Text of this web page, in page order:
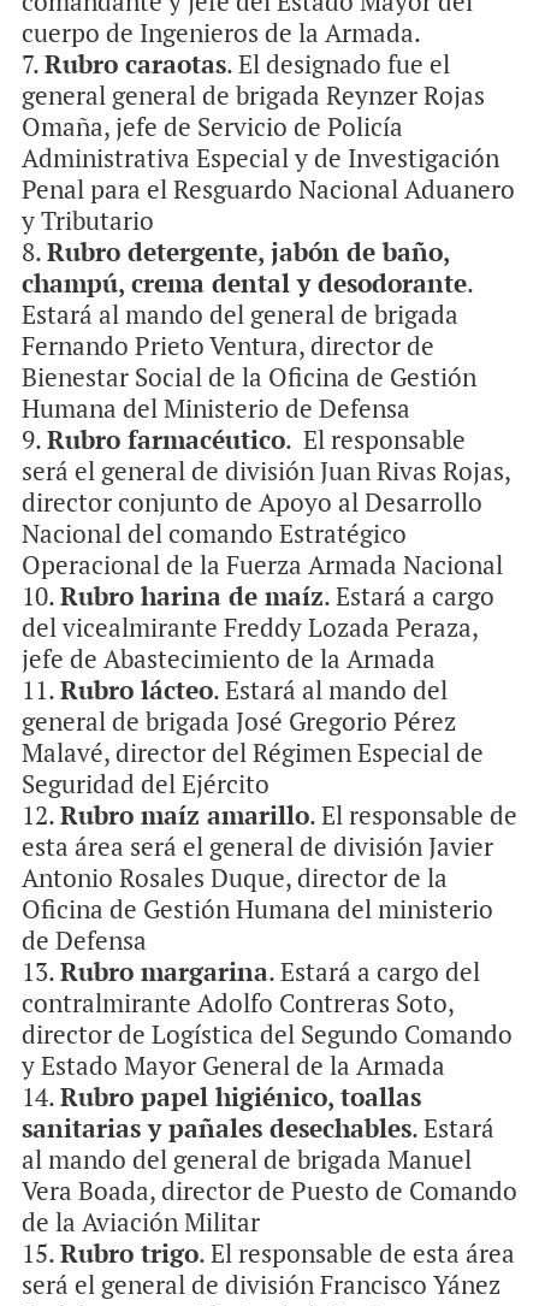
cuerpo de Ingenieros de la Armada.
Rubro caraotas. El designado fue el
general general de brigada Reynzer Rojas
Omaña, jefe de Servicio de Policía
Administrativa Especial y de Investigación
Penal para el Resguardo Nacional Aduanero
y Tributario
Rubro detergente, jabón de baño,
champú, crema dental y desodorante.
Estará al mando del general de brigada
Fernando Prieto Ventura, director de
Bienestar Social de la Oficina de Gestión
Humana del Ministerio de Defensa
Rubro farmacéutico. El responsable
será el general de división Juan Rivas Rojas,
director conjunto de Apoyo al Desarrollo
Nacional del comando Estratégico
Operacional de la Fuerza Armada Nacional
Rubro harina de maíz. Estará a cargo
del vicealmirante Freddy Lozada Peraza,
jefe de Abastecimiento de la Armada
Rubro lácteo. Estará al mando del
general de brigada José Gregorio Pérez
Malavé, director del Régimen Especial de
Seguridad del Ejército
Rubro maíz amarillo. El responsable de
esta área será el general de división Javier
Antonio Rosales Duque, director de la
Oficina de Gestión Humana del ministerio
de Defensa
Rubro margarina. Estará a cargo del
contralmirante Adolfo Contreras Soto,
director de Logística del Segundo Comando
y Estado Mayor General de la Armada
Rubro papel higiénico, toallas
sanitarias y pañales desechables. Estará
al mando del general de brigada Manuel
Vera Boada, director de Puesto de Comando
de la Aviación Militar
Rubro trigo. El responsable de esta área
será el general de división Francisco Yánez